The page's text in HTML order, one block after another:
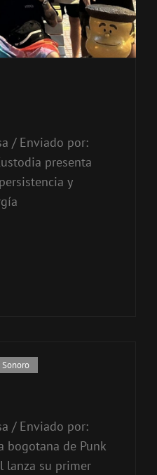
/ Enviado por:
presenta
y
Sonoro
/ Enviado por:
bogotana de Punk
lanza su primer